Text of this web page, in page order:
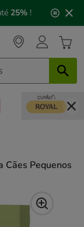
25% !
Cães Pequenos